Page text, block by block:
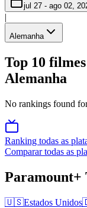
jul 27 - ago 02,
|
Alemanha
Top 10
Alemanha
No rankings found
Ranking todas as
Comparar todas as
Paramount+
🇺🇸Estados Unidos